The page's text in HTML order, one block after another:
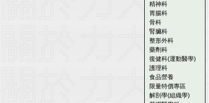
精神科
胃腸科
骨科
腎臟科
整形外科
藥劑科
復健科(運動醫學)
護理科
食品營養
限量特價專區
解剖學(組織學)